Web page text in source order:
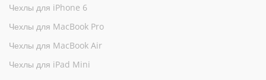
Чехлы для iPhone 6
Чехлы для MacBook Pro
Чехлы для MacBook Air
Чехлы для iPad Mini